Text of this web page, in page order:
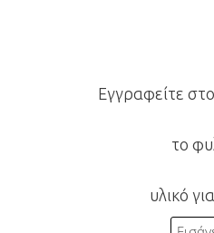
Εγγραφείτε
το
υλικό